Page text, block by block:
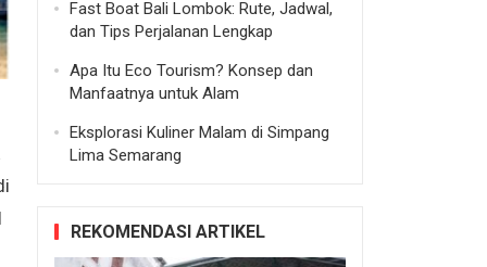
Fast Boat Bali Lombok: Rute, Jadwal,
dan Tips Perjalanan Lengkap
Apa Itu Eco Tourism? Konsep dan
Manfaatnya untuk Alam
Eksplorasi Kuliner Malam di Simpang
Lima Semarang
REKOMENDASI ARTIKEL